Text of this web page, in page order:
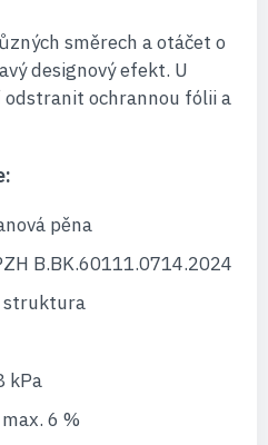
směrech a otáčet o
designový efekt. U
ochrannou fólii a
pěna
B.BK.60111.0714.2024
struktura
kPa
6 %